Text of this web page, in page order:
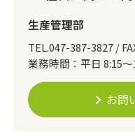
生産管理部
TEL.047-387-3827 /
業務時間：平日 8:15～
お問